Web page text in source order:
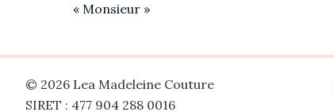
« Monsieur »
© 2026 Lea Madeleine Couture
SIRET : 477 904 288 0016